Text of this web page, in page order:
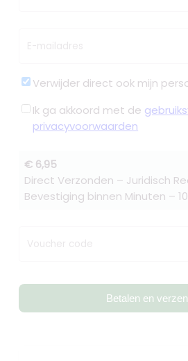
E-mailadres
Verwijder direct ook mijn
Ik ga akkoord met de
privacyvoorwaarden
€ 6,95
Direct Verzonden – Juridisch
Bevestiging binnen Minuten –
Voucher code
Betalen en